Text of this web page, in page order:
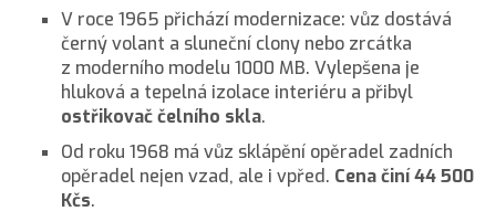
V roce 1965 přichází modernizace: vůz dostává
černý volant a sluneční clony nebo zrcátka
z moderního modelu 1000 MB. Vylepšena je
hluková a tepelná izolace interiéru a přibyl
ostřikovač čelního skla.
Od roku 1968 má vůz sklápění opěradel zadních
opěradel nejen vzad, ale i vpřed. Cena činí 44 500
Kčs.